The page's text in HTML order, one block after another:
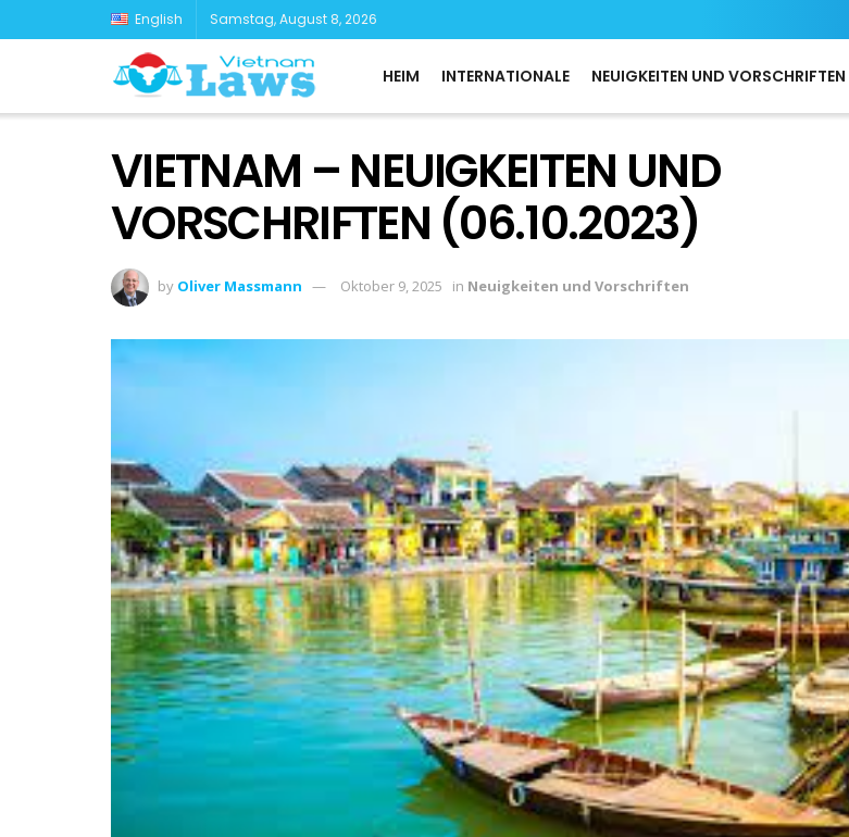
English Samstag, August 8, 2026
HEIM INTERNATIONALE NEUIGKEITEN UND VORSCHRIFTEN
VIETNAM – NEUIGKEITEN UND
VORSCHRIFTEN (06.10.2023)
by Oliver Massmann Oktober 9, 2025 in Neuigkeiten und Vorschriften